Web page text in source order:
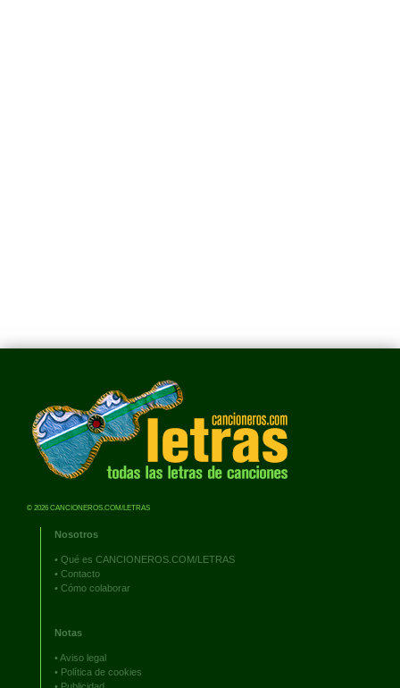
© 2026 CANCIONEROS.COM/LETRAS
Nosotros
• Qué es CANCIONEROS.COM/LETRAS
• Contacto
• Cómo colaborar
Notas
•Aviso legal
• Política de cookies